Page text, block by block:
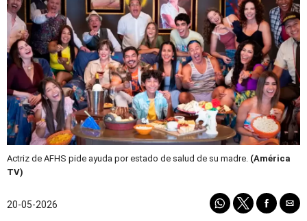
Actriz de AFHS pide ayuda por estado de salud de su madre. (América
TV)
20-05-2026